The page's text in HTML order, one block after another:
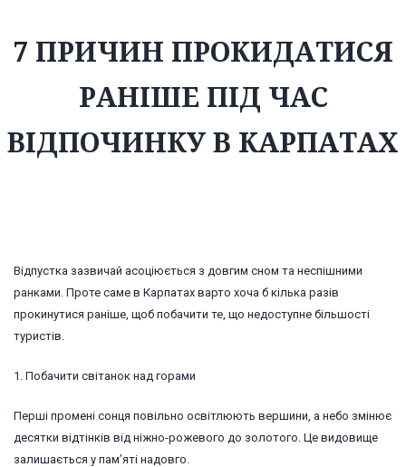
7 ПРИЧИН ПРОКИДАТИСЯ
РАНІШЕ ПІД ЧАС
ВІДПОЧИНКУ В КАРПАТАХ
Відпустка зазвичай асоціюється з довгим сном та неспішними
ранками. Проте саме в Карпатах варто хоча б кілька разів
прокинутися раніше, щоб побачити те, що недоступне більшості
туристів.
1. Побачити світанок над горами
Перші промені сонця повільно освітлюють вершини, а небо змінює
десятки відтінків від ніжно-рожевого до золотого. Це видовище
залишається у пам’яті надовго.